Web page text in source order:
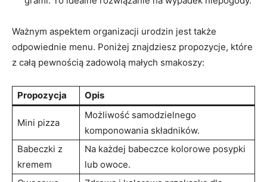
Ważnym aspektem organizacji urodzin jest także
odpowiednie ⁤menu.⁣ Poniżej znajdziesz propozycje, które
z całą pewnością zadowolą małych smakoszy:
Propozycja Opis
Mini pizza
Możliwość samodzielnego
komponowania składników.
Babeczki z‍
kremem
Na każdej babeczce kolorowe posypki
lub‍ owoce.